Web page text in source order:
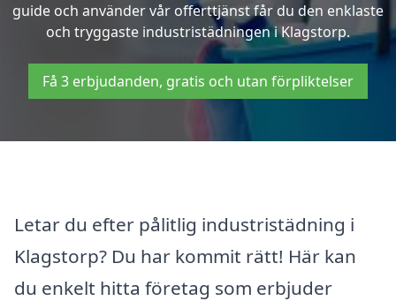
guide och använder vår offerttjänst får du den enklaste
och tryggaste industristädningen i Klagstorp.
Få 3 erbjudanden, gratis och utan förpliktelser
Letar du efter pålitlig industristädning i
Klagstorp? Du har kommit rätt! Här kan
du enkelt hitta företag som erbjuder